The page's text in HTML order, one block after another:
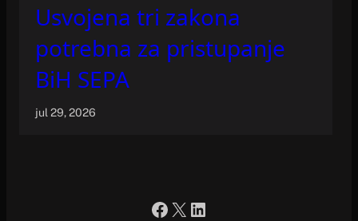
Usvojena tri zakona
potrebna za pristupanje
BiH SEPA
jul 29, 2026
Facebook
X LinkedIn